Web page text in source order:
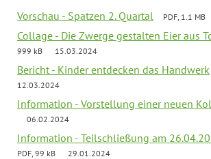
Vorschau - Spatzen 2. Quartal PDF, 1.1 MB
Collage - Die Zwerge gestalten Eier aus
999 kB
15.03.2024
Bericht - Kinder entdecken das Handwerk
12.03.2024
Information - Vorstellung einer neuen
06.02.2024
Information - Teilschließung am
PDF, 99 kB 29.01.2024